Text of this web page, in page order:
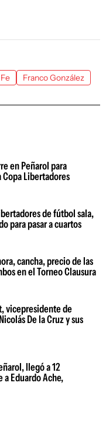
Franco González
en Peñarol para
Libertadores
de fútbol sala,
para pasar a cuartos
cancha, precio de las
en el Torneo Clausura
vicepresidente de
De la Cruz y sus
llegó a 12
Eduardo Ache,